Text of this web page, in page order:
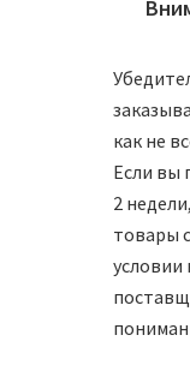
как не
Если вы
2
товары
условии